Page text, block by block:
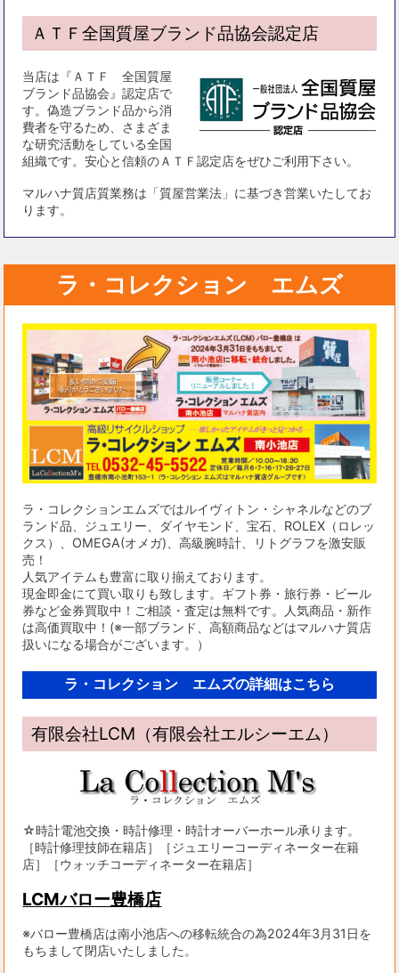
ＡＴＦ全国質屋ブランド品協会認定店
当店は『ＡＴＦ 全国質屋
ブランド品協会』認定店で
す。偽造ブランド品から消
費者を守るため、さまざま
な研究活動をしている全国
組織です。安心と信頼のＡＴＦ認定店をぜひご利用下さい。
マルハナ質店質業務は「質屋営業法」に基づき営業いたしてお
ります。
ラ・コレクション エムズ
ラ・コレクションエムズではルイヴィトン・シャネルなどのブ
ランド品、ジュエリー、ダイヤモンド、宝石、ROLEX（ロレッ
クス）、OMEGA(オメガ)、高級腕時計、リトグラフを激安販
売！
人気アイテムも豊富に取り揃えております。
現金即金にて買い取りも致します。ギフト券・旅行券・ビール
券など金券買取中！ご相談・査定は無料です。人気商品・新作
は高価買取中！(※一部ブランド、高額商品などはマルハナ質店
扱いになる場合がございます。）
ラ・コレクション エムズの詳細はこちら
有限会社LCM（有限会社エルシーエム）
☆時計電池交換・時計修理・時計オーバーホール承ります。
［時計修理技師在籍店］［ジュエリーコーディネーター在籍
店］［ウォッチコーディネーター在籍店］
LCMバロー豊橋店
※バロー豊橋店は南小池店への移転統合の為2024年3月31日を
もちまして閉店いたしました。